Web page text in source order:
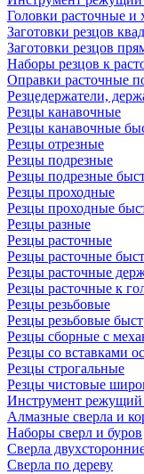
Головки расточные и
Заготовки резцов
Заготовки резцов
Наборы резцов к
Оправки расточные
Резцедержатели,
Резцы канавочные
Резцы канавочные
Резцы отрезные
Резцы подрезные
Резцы подрезные
Резцы проходные
Резцы проходные
Резцы разные
Резцы расточные
Резцы расточные
Резцы расточные
Резцы расточные к
Резцы резьбовые
Резцы резьбовые
Резцы сборные с
Резцы со вставками
Резцы строгальные
Резцы чистовые
Инструмент режущий
Алмазные сверла и
Наборы сверл и буров
Сверла
Сверла по дереву